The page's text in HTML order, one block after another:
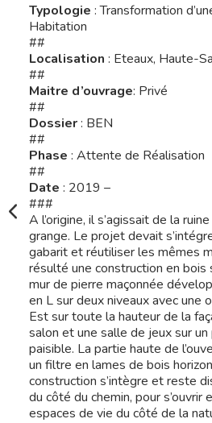
Typologie : Transformation
Habitation
##
Localisation : Eteaux, Haute-
##
Maitre d’ouvrage: Privé
##
Dossier: BEN
##
Phase : Attente de Réalisation
##
Date : 2019 –
###
A l’origine, il s’agissait de la
grange. Le projet devait
gabarit et réutiliser les mêmes
résulté une construction en bois
mur de pierre maçonnée
en L sur deux niveaux avec une
Est sur toute la hauteur de la
salon et une salle de jeux sur
paisible. La partie haute de
un filtre en lames de bois
construction s’intègre et reste
du côté du chemin, pour s’ouvrir
espaces de vie du côté de la